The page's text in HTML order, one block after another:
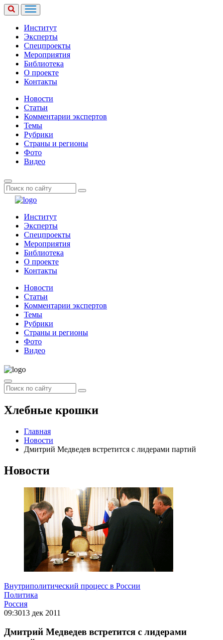
Институт
Эксперты
Спецпроекты
Мероприятия
Библиотека
О проекте
Контакты
Новости
Статьи
Комментарии экспертов
Темы
Рубрики
Страны и регионы
Фото
Видео
Институт
Эксперты
Спецпроекты
Мероприятия
Библиотека
О проекте
Контакты
Новости
Статьи
Комментарии экспертов
Темы
Рубрики
Страны и регионы
Фото
Видео
Хлебные крошки
Главная
Новости
Дмитрий Медведев встретится с лидерами партий
Новости
Внутриполитический процесс в России
Политика
Россия
09:3013 дек 2011
Дмитрий Медведев встретится с лидерами